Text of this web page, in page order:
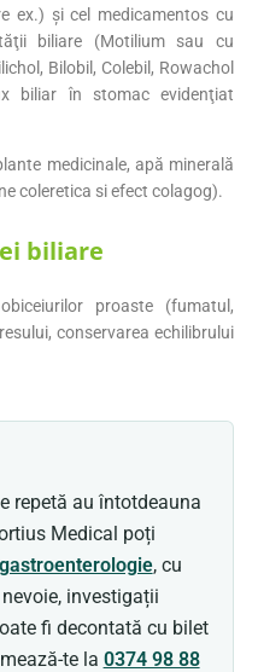
ex.) și cel medicamentos cu
biliare (Motilium sau cu
Bilobil, Colebil, Rowachol
biliar în stomac evidenţiat
medicinale, apă minerală
coleretica si efect colagog).
biliare
proaste (fumatul,
conservarea echilibrului
repetă au întotdeauna
Medical poți
, cu
investigații
fi decontată cu bilet
te la 0374 98 88